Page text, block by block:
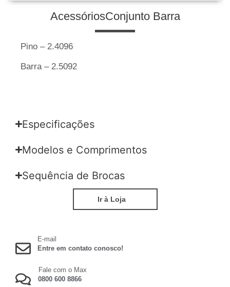
AcessóriosConjunto Barra
Pino – 2.4096
Barra – 2.5092
Especificações
Modelos e Comprimentos
Sequência de Brocas
Ir à Loja
E-mail
Entre em contato conosco!
Fale com o Max
0800 600 8866